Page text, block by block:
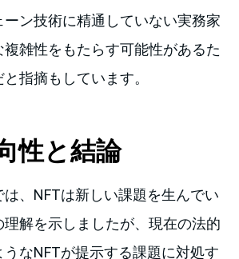
ン技術に精通していない実務家
雑性をもたらす可能性があるた
指摘もしています。
性と結論
、NFTは新しい課題を生んでい
理解を示しましたが、現在の法的
なNFTが提示する課題に対処す